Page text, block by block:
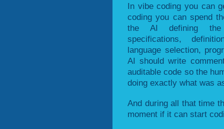
In vibe coding you can
coding you can spend
the AI defining the
specifications,
language selection,
AI should write
auditable code so the
doing exactly what was
And during all that time
moment if it can start